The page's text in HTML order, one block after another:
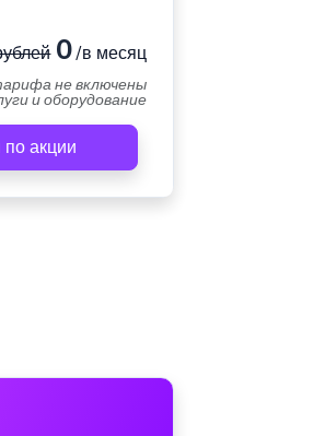
0/в месяц
не включены
и оборудование
акции